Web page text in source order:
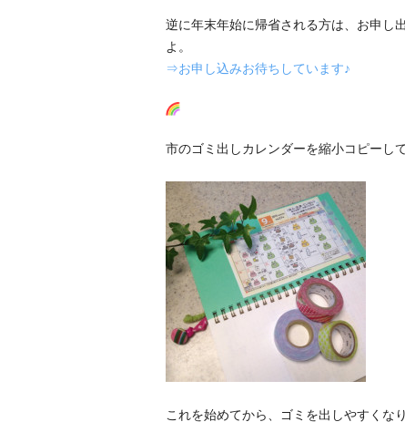
逆に年末年始に帰省される方は、お申し
よ。
⇒お申し込みお待ちしています♪
市のゴミ出しカレンダーを縮小コピーし
これを始めてから、ゴミを出しやすくなり